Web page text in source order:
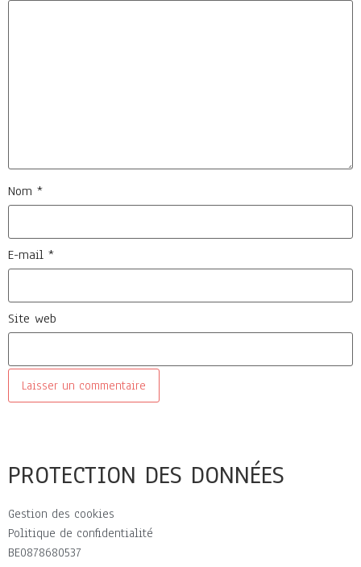
Nom *
E-mail *
Site web
PROTECTION DES DONNÉES
Gestion des cookies
Politique de confidentialité
BE0878680537